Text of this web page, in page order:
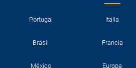
Portugal Italia
Brasil Francia
México Europa